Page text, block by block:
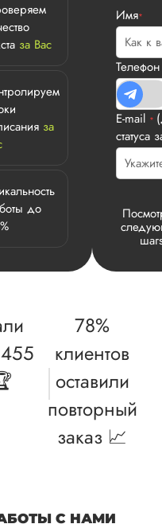
за Вас
за
до
Имя*
E-mail *
статуса
78%
клиентов
оставили
повторный
заказ 📈
С НАМИ